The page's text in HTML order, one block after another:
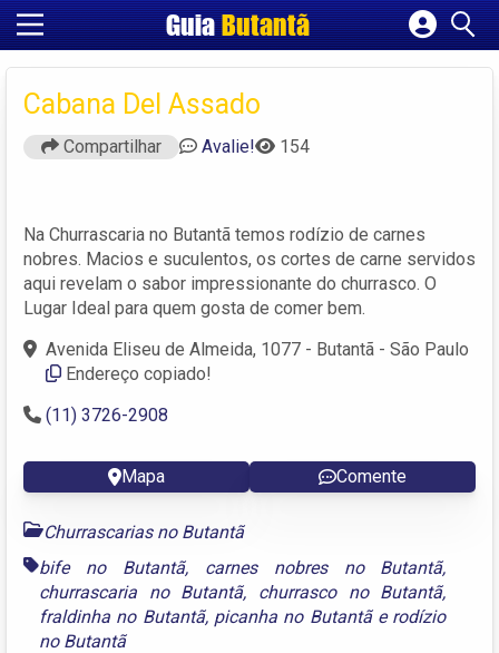
GuiaButantã
Cadastrar empresa
Criar conta
Cabana Del Assado
Compartilhar Avalie! 154
Na Churrascaria no Butantã temos rodízio de carnes
nobres. Macios e suculentos, os cortes de carne servidos
aqui revelam o sabor impressionante do churrasco. O
Lugar Ideal para quem gosta de comer bem.
Avenida Eliseu de Almeida, 1077 - Butantã - São Paulo
Endereço copiado!
(11) 3726-2908
Mapa Comente
Churrascarias no Butantã
bife no Butantã, carnes nobres no Butantã,
churrascaria no Butantã, churrasco no Butantã,
fraldinha no Butantã, picanha no Butantãe rodízio
no Butantã